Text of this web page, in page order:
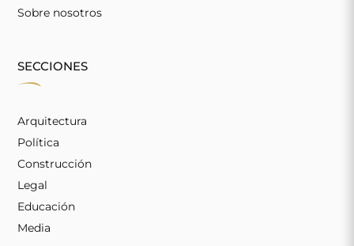
Sobre nosotros
SECCIONES
Arquitectura
Política
Construcción
Legal
Educación
Media